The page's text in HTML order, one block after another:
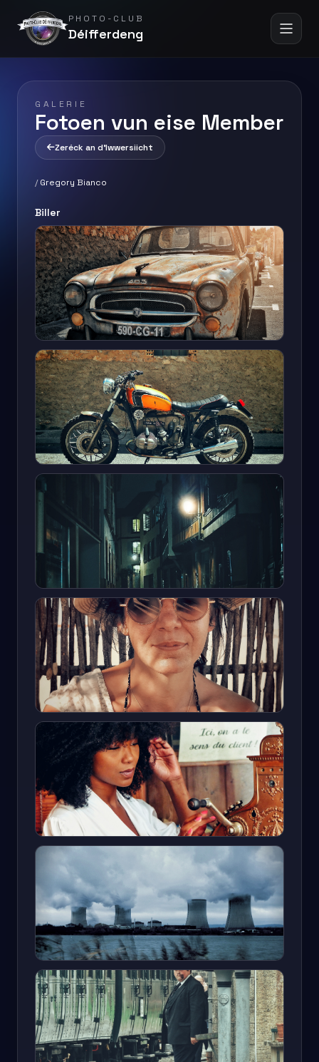
PHOTO-CLUB
Déifferdeng
GALERIE
Fotoen vun eise Member
Zeréck an d'Iwwersiicht
/Gregory Bianco
Biller